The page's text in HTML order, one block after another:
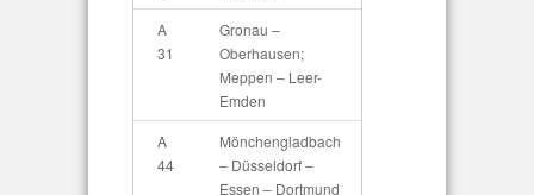
A
31
Gronau –
Oberhausen;
Meppen – Leer-
Emden
A
44
Mönchengladbach
– Düsseldorf –
Essen – Dortmund